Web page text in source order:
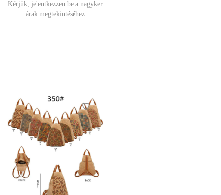
Kérjük, jelentkezzen be a nagyker
árak megtekintéséhez